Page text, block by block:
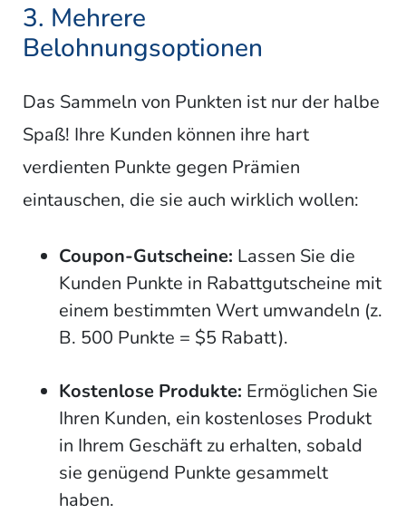
3. Mehrere
Belohnungsoptionen
Das Sammeln von Punkten ist nur der halbe
Spaß! Ihre Kunden können ihre hart
verdienten Punkte gegen Prämien
eintauschen, die sie auch wirklich wollen:
Coupon-Gutscheine: Lassen Sie die
Kunden Punkte in Rabattgutscheine mit
einem bestimmten Wert umwandeln (z.
B. 500 Punkte = $5 Rabatt).
Kostenlose Produkte: Ermöglichen Sie
Ihren Kunden, ein kostenloses Produkt
in Ihrem Geschäft zu erhalten, sobald
sie genügend Punkte gesammelt
haben.